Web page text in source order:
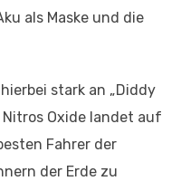
als Maske und die
stark an „Diddy
Nitros Oxide landet auf
Fahrer der
der Erde zu